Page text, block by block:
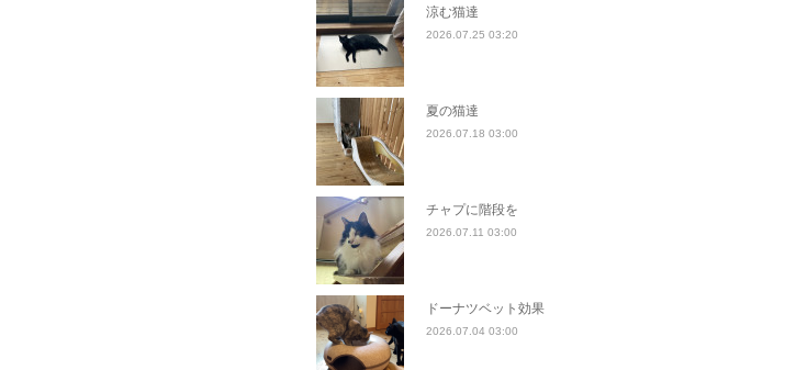
涼む猫達
2026.07.25 03:20
夏の猫達
2026.07.18 03:00
チャプに階段を
2026.07.11 03:00
ドーナツベット効果
2026.07.04 03:00